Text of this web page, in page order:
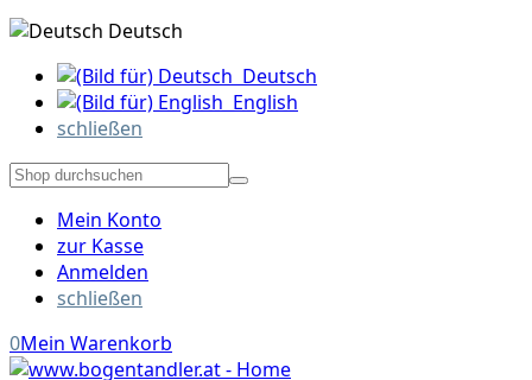
Deutsch
Deutsch
English
schließen
Mein Konto
zur Kasse
Anmelden
schließen
0Mein Warenkorb